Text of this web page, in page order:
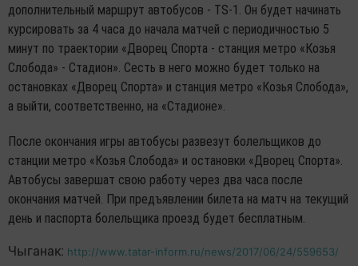
дополнительный маршрут автобусов - TS-1. Он будет начинать
курсировать за 4 часа до начала матчей с периодичностью 5
минут по траектории «Дворец Спорта - станция метро «Козья
Слобода» - Стадион». Сесть в него можно будет только на
остановках «Дворец Спорта» и станция метро «Козья Слобода»,
а выйти, соответственно, на «Стадионе».
После окончания игры автобусы развезут болельщиков до
станции метро «Козья Слобода» и остановки «Дворец Спорта».
Автобусы завершат свою работу через два часа после
окончания матчей. При предъявлении билета на матч на текущий
день и паспорта болельщика проезд будет бесплатным.
Чыганак: http://www.tatar-inform.ru/news/2017/06/24/559653/